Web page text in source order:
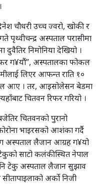
चौधरी उच्च ज्वरो, खोकी र
पृथ्वीचन्द्र अस्पताल परासीमा
दुवैतिर निमोनिया देखियो ।
ग¥यौं”, अस्पतालका फोकल
लिएर आफन्त राति १०
आए । तर, आइसोलेसन बेडमा
चितवन रिफर गरियो ।
चितवनको पुरानो
भाइरसको आशंका गर्दै
अस्पताल लैजान आग्रह ग¥यो
साटो कलंकीस्थित नेपाल
टेकु अस्पताल लैजान सुझाव
अर्को निजी